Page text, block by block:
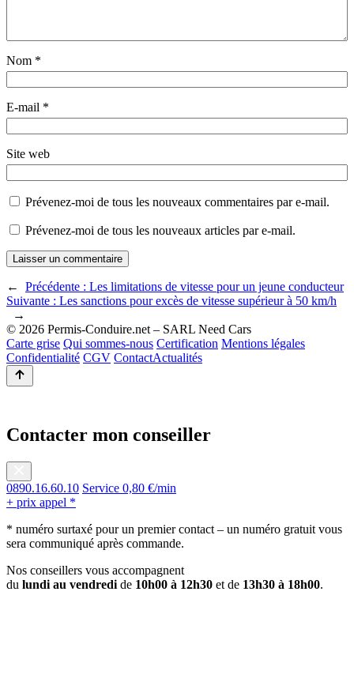
Nom *
E-mail *
Site web
Prévenez-moi de tous les nouveaux commentaires par e-mail.
Prévenez-moi de tous les nouveaux articles par e-mail.
← Précédente : Les limitations de vitesse pour un jeune conducteur
Suivante : Les sanctions pour excès de vitesse supérieur à 50 km/h
→
© 2026 Permis-Conduire.net – SARL Need Cars
Carte grise Qui sommes-nous Certification Mentions légales
Confidentialité CGV ContactActualités
Contacter mon conseiller
0890.16.60.10 Service 0,80 €/min
+ prix appel *
* numéro surtaxé pour un premier contact – un numéro gratuit vous
sera communiqué après commande.
Nos conseillers vous accompagnent
du lundi au vendredi de 10h00 à 12h30 et de 13h30 à 18h00.